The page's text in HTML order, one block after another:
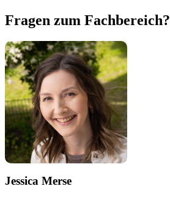
Fragen zum Fachbereich?
Jessica Merse